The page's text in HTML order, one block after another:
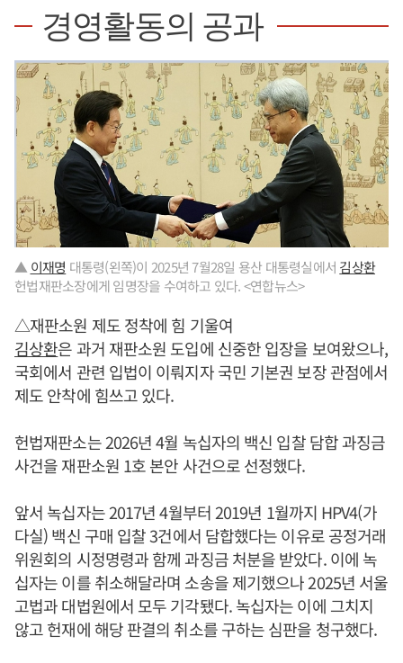
경영활동의 공과
▲ 이재명 대통령(왼쪽)이 2025년 7월28일 용산 대통령실에서 김상환
헌법재판소장에게 임명장을 수여하고 있다. <연합뉴스>
△재판소원 제도 정착에 힘 기울여
김상환은 과거 재판소원 도입에 신중한 입장을 보여왔으나,
국회에서 관련 입법이 이뤄지자 국민 기본권 보장 관점에서
제도 안착에 힘쓰고 있다.
헌법재판소는 2026년 4월 녹십자의 백신 입찰 담합 과징금
사건을 재판소원 1호 본안 사건으로 선정했다.
앞서 녹십자는 2017년 4월부터 2019년 1월까지 HPV4(가
다실) 백신 구매 입찰 3건에서 담합했다는 이유로 공정거래
위원회의 시정명령과 함께 과징금 처분을 받았다. 이에 녹
십자는 이를 취소해달라며 소송을 제기했으나 2025년 서울
고법과 대법원에서 모두 기각됐다. 녹십자는 이에 그치지
않고 헌재에 해당 판결의 취소를 구하는 심판을 청구했다.